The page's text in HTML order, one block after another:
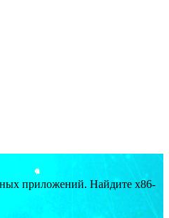
приложений. Найдите x86-